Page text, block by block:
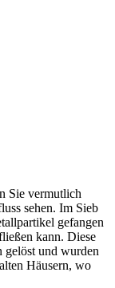
Sie vermutlich
sehen. Im Sieb
gefangen
kann. Diese
gelöst und wurden
Häusern, wo